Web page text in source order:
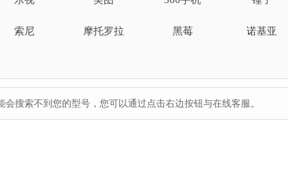
索尼 摩托罗拉 黑莓 诺基亚
搜索不到您的型号，您可以通过点击右边按钮与在线客服。